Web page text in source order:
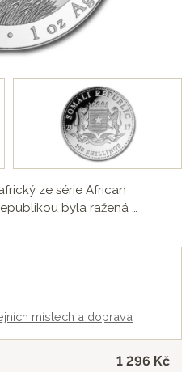
ze série African
byla ražená …
místech a doprava
1 296 Kč